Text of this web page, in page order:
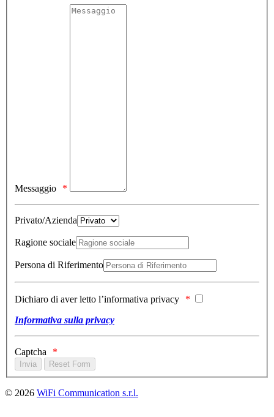
Messaggio
Privato/Azienda
Ragione sociale
Persona di Riferimento
Dichiaro di aver letto l’informativa privacy
Informativa sulla privacy
Captcha
© 2026 WiFi Communication s.r.l.